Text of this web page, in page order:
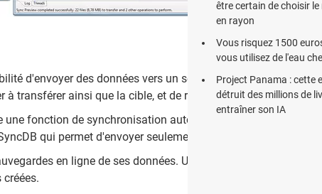
d'envoyer des données vers un serveur distant avec une
transférer ainsi que la cible, et de régler quelques paramètres.
une fonction de synchronisation automatique des données
qui permet d'envoyer seulement les fichiers ayant été
en ligne de ses données. Une option de restauration
être certain de choisir le
en rayon
Vous risquez 1500
vous utilisez de l'eau
Project Panama : cette
détruit des millions de
entraîner son IA